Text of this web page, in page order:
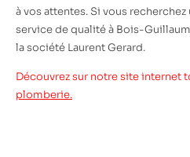
à vos attentes. Si vous
service de qualité à Bois-
la société Laurent Gerard.
Découvrez sur notre site internet
plomberie.